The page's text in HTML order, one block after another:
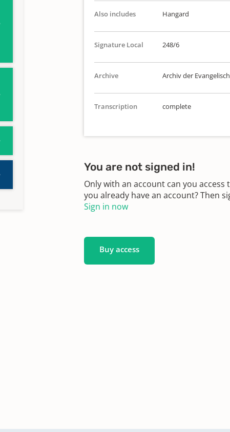
Also includes Hangard
Signature Local 248/6
Archive Archiv der
Transcription complete
You are not signed in!
Only with an account can you
you already have an account? Then
Sign in now
Buy access